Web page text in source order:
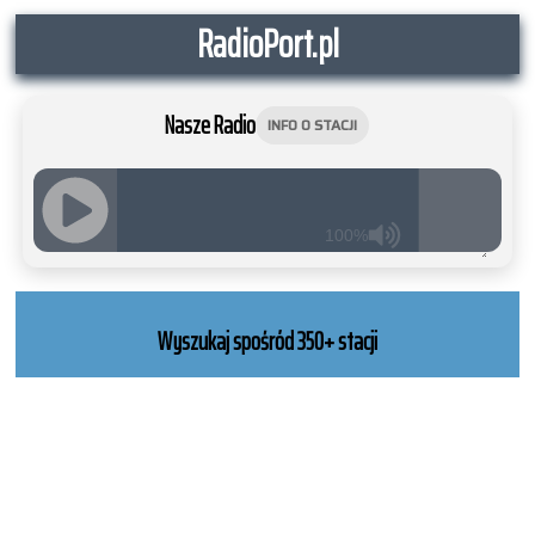
RadioPort.pl
Nasze Radio INFO O STACJI
100%
RADIO
WORDPRESS
Wyszukaj spośród 350+ stacji